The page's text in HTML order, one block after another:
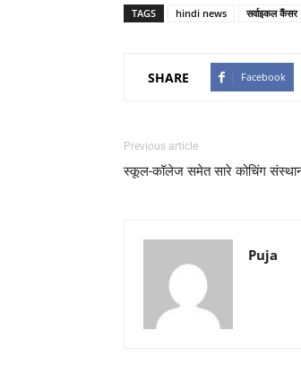
TAGS hindi news सर्वाइकल कैंसर
SHARE Facebook
Previous article
स्कूल-कॉलेज समेत सारे कोचिंग
Puja